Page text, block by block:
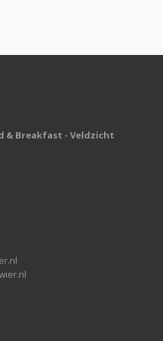
& Breakfast - Veldzicht